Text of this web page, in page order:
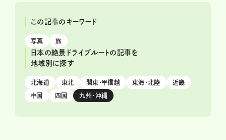
この記事のキーワード
写真 旅
日本の絶景ドライブルートの記事を
地域別に探す
北海道 東北 関東・甲信越 東海・北陸 近畿
中国 四国 九州・沖縄